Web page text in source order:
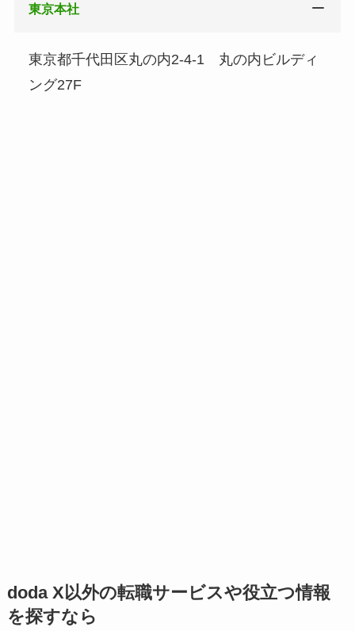
東京本社
東京都千代田区丸の内2-4-1 丸の内ビルディ
ング27F
doda X以外の転職サービスや役立つ情報
を探すなら